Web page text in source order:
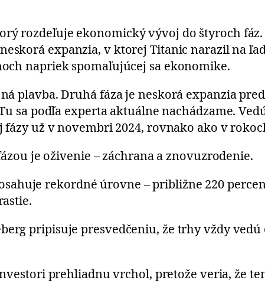
rozdeľuje ekonomický vývoj do štyroch
expanzia, v ktorej Titanic narazil na
napriek spomaľujúcej sa ekonomike.
plavba. Druhá fáza je neskorá expanzia
sa podľa experta aktuálne nachádzame.
už v novembri 2024, rovnako ako v
je oživenie – záchrana a znovuzrodenie.
rekordné úrovne – približne 220
pripisuje presvedčeniu, že trhy vždy
prehliadnu vrchol, pretože veria, že